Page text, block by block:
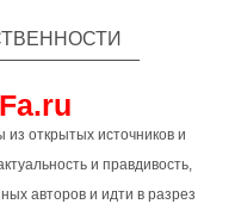
открытых источников и
и правдивость,
авторов и идти в разрез